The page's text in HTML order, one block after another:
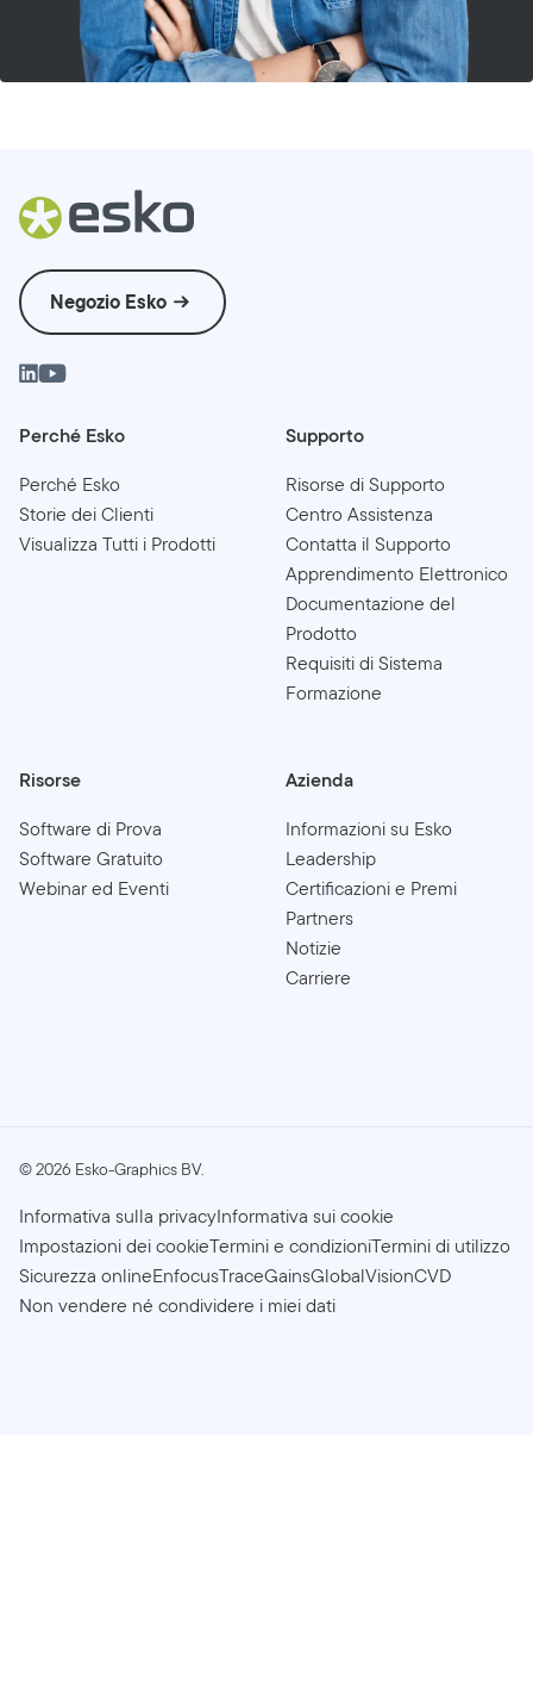
Negozio Esko
Perché Esko
Perché Esko
Storie dei Clienti
Visualizza Tutti i Prodotti
Supporto
Risorse di Supporto
Centro Assistenza
Contatta il Supporto
Apprendimento Elettronico
Documentazione del
Prodotto
Requisiti di Sistema
Formazione
Risorse
Software di Prova
Software Gratuito
Webinar ed Eventi
Azienda
Informazioni su Esko
Leadership
Certificazioni e Premi
Partners
Notizie
Carriere
©2026 Esko-Graphics BV.
Informativa sulla privacyInformativa sui cookie
Impostazioni dei cookieTermini e condizioniTermini di utilizzo
Sicurezza onlineEnfocusTraceGainsGlobalVisionCVD
Non vendere né condividere i miei dati